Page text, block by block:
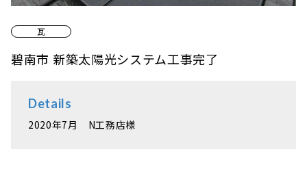
瓦
碧南市 新築太陽光システム工事完了
Details
2020年7月 N工務店様